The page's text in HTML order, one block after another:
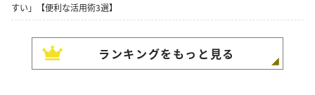
すい」【便利な活用術3選】
ランキングをもっと見る